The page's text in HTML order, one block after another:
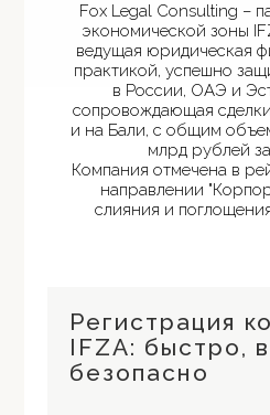
Fox Legal Consulting –
экономической зоны
ведущая юридическая
практикой, успешно
в России, ОАЭ и
сопровождающая
и на Бали, с общим
млрд рублей
Компания отмечена в
направлении
слияния и
Регистрация
IFZA: быстро,
безопасно